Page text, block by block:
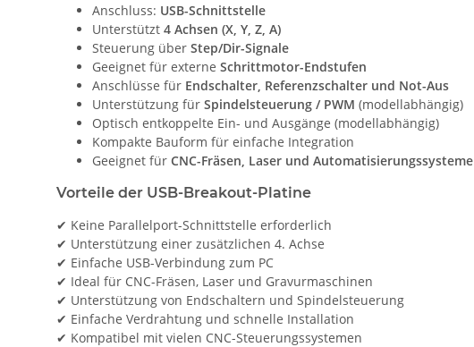
Anschluss: USB-Schnittstelle
Unterstützt 4 Achsen (X, Y, Z, A)
Steuerung über Step/Dir-Signale
Geeignet für externe Schrittmotor-Endstufen
Anschlüsse für Endschalter, Referenzschalter und Not-Aus
Unterstützung für Spindelsteuerung / PWM (modellabhängig)
Optisch entkoppelte Ein- und Ausgänge (modellabhängig)
Kompakte Bauform für einfache Integration
Geeignet für CNC-Fräsen, Laser und Automatisierungssysteme
Vorteile der USB-Breakout-Platine
✔ Keine Parallelport-Schnittstelle erforderlich
✔ Unterstützung einer zusätzlichen 4. Achse
✔ Einfache USB-Verbindung zum PC
✔ Ideal für CNC-Fräsen, Laser und Gravurmaschinen
✔ Unterstützung von Endschaltern und Spindelsteuerung
✔ Einfache Verdrahtung und schnelle Installation
✔ Kompatibel mit vielen CNC-Steuerungssystemen